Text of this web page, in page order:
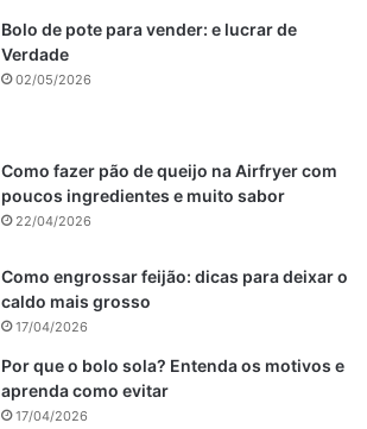
Bolo de pote para vender: e lucrar de
Verdade
02/05/2026
Como fazer pão de queijo na Airfryer com
poucos ingredientes e muito sabor
22/04/2026
Como engrossar feijão: dicas para deixar o
caldo mais grosso
17/04/2026
Por que o bolo sola? Entenda os motivos e
aprenda como evitar
17/04/2026